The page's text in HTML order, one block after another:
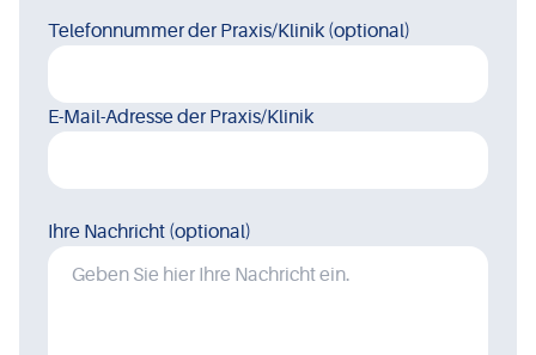
Telefonnummer der Praxis/Klinik (optional)
E-Mail-Adresse der Praxis/Klinik
Ihre Nachricht (optional)